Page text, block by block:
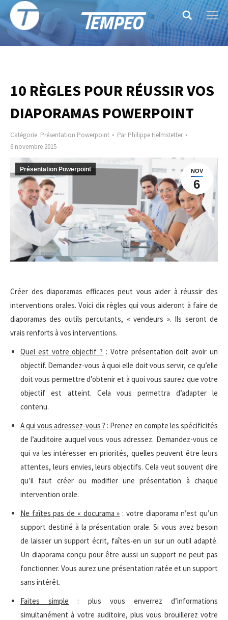
Search:
10 RÈGLES POUR RÉUSSIR VOS
DIAPORAMAS POWERPOINT
Catégorie Présentation Powerpoint ParPhilippe Helmstetter
6 novembre 2015
NOV
6
Présentation Powerpoint
Créer des diaporamas efficaces peut vous aider à réussir des
interventions orales. Voici dix règles qui vous aideront à faire de
diaporamas des outils percutants, « vendeurs ». Ils seront de
vrais renforts à vos interventions.
Quel est votre objectif ? : Votre présentation doit avoir un
objectif. Demandez-vous à quoi elle doit vous servir, ce qu’elle
doit vous permettre d’obtenir et à quoi vous saurez que votre
objectif est atteint. Cela vous permettra d’adapter le
contenu.
A qui vous adressez-vous ? : Prenez en compte les spécificités
de l’auditoire auquel vous vous adressez. Demandez-vous ce
qui va les intéresser en priorités, quelles peuvent être leurs
attentes, leurs envies, leurs objectifs. Cela veut souvent dire
qu’il faut créer ou modifier une présentation à chaque
intervention orale.
Ne faîtes pas de « docurama » : votre diaporama n’est qu’un
support destiné à la présentation orale. Si vous avez besoin
de laisser un support écrit, faîtes-en un sur un outil adapté.
Un diaporama conçu pour être aussi un support ne peut pas
fonctionner. Vous aurez une présentation ratée et un support
sans intérêt.
Faites simple : plus vous enverrez d’informations
simultanément à votre auditoire, plus vous brouillerez votre